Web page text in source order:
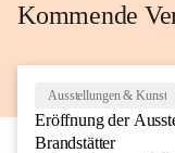
Kommende
Ausstellungen & Kunst
Eröffnung der
Brandstätter